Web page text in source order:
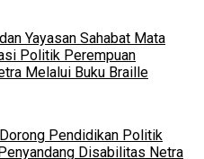
Yayasan Sahabat Mata
Politik Perempuan
Melalui Buku Braille
Pendidikan Politik
Disabilitas Netra